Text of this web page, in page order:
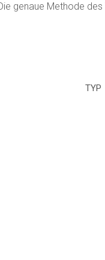
genaue Methode
TYP